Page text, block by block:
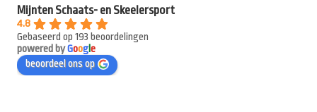
Mijnten Schaats- en Skeelersport
4.8
Gebaseerd op 193 beoordelingen
powered byGooge
beoordeel ons op